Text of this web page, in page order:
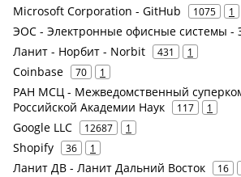
Microsoft Corporation - GitHub 1075 1
ЭОС - Электронные офисные системы -
Ланит - Норбит - Norbit 431 1
Coinbase 70 1
РАН МСЦ - Межведомственный
Российской Академии Наук
117 1
Google LLC 12687 1
Shopify 36 1
Ланит ДВ - Ланит Дальний Восток 16